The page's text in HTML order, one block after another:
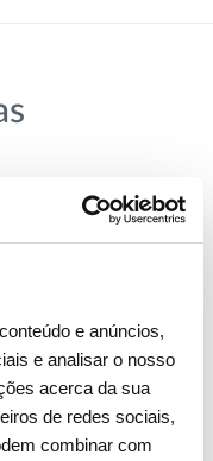
e anúncios,
e analisar o nosso
acerca da sua
de redes sociais,
combinar com